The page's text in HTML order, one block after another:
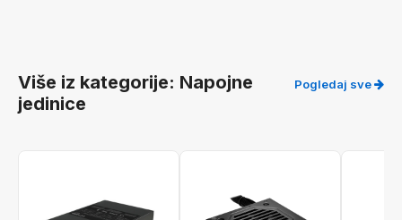
Više iz kategorije: Napojne
jedinice
Pogledaj sve